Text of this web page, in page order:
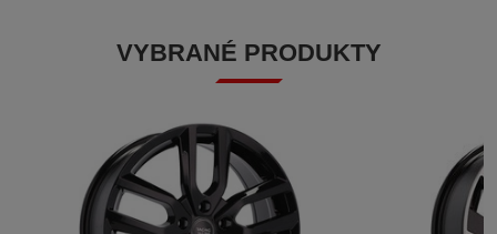
VYBRANÉ PRODUKTY